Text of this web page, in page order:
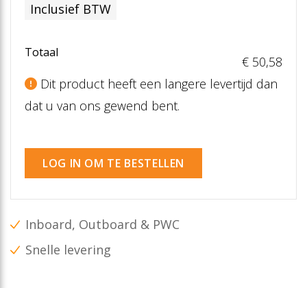
Inclusief BTW
Totaal
€ 50,58
Dit product heeft een langere levertijd dan
dat u van ons gewend bent.
LOG IN OM TE BESTELLEN
Inboard, Outboard & PWC
Snelle levering